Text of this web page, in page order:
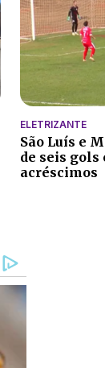
ELETRIZANTE
São Luís e
de seis gols
acréscimos